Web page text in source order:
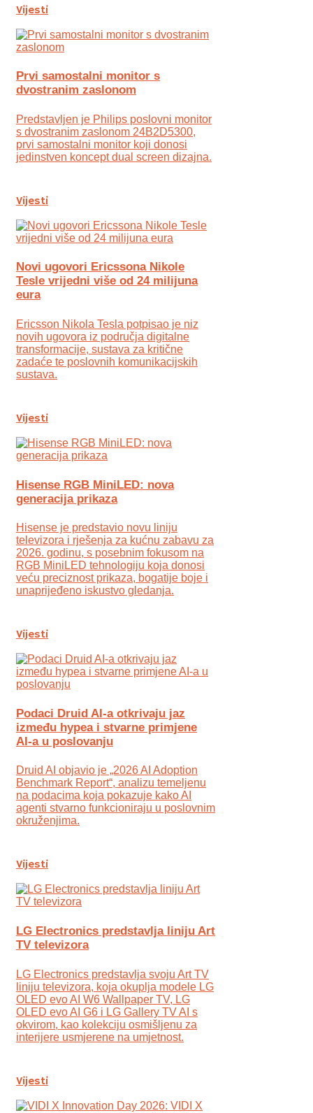
Vijesti
Prvi samostalni monitor s
dvostranim zaslonom
Predstavljen je Philips poslovni monitor
s dvostranim zaslonom 24B2D5300,
prvi samostalni monitor koji donosi
jedinstven koncept dual screen dizajna.
Vijesti
Novi ugovori Ericssona Nikole
Tesle vrijedni više od 24 milijuna
eura
Ericsson Nikola Tesla potpisao je niz
novih ugovora iz područja digitalne
transformacije, sustava za kritične
zadaće te poslovnih komunikacijskih
sustava.
Vijesti
Hisense RGB MiniLED: nova
generacija prikaza
Hisense je predstavio novu liniju
televizora i rješenja za kućnu zabavu za
2026. godinu, s posebnim fokusom na
RGB MiniLED tehnologiju koja donosi
veću preciznost prikaza, bogatije boje i
unaprijeđeno iskustvo gledanja.
Vijesti
Podaci Druid AI-a otkrivaju jaz
između hypea i stvarne primjene
AI-a u poslovanju
Druid AI objavio je „2026 AI Adoption
Benchmark Report“, analizu temeljenu
na podacima koja pokazuje kako AI
agenti stvarno funkcioniraju u poslovnim
okruženjima.
Vijesti
LG Electronics predstavlja liniju Art
TV televizora
LG Electronics predstavlja svoju Art TV
liniju televizora, koja okuplja modele LG
OLED evo AI W6 Wallpaper TV, LG
OLED evo AI G6 i LG Gallery TV AI s
okvirom, kao kolekciju osmišljenu za
interijere usmjerene na umjetnost.
Vijesti